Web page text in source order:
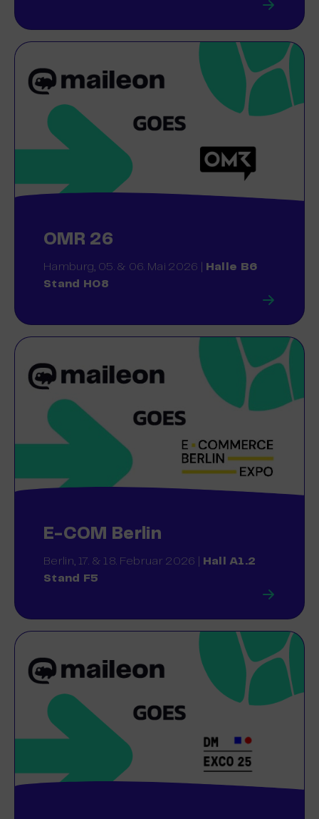
OMR 26
Hamburg, 05. & 06. Mai 2026 | Halle B6
Stand H08
E-COM Berlin
Berlin, 17. & 18. Februar 2026 |
Hall A1.2
Stand F5